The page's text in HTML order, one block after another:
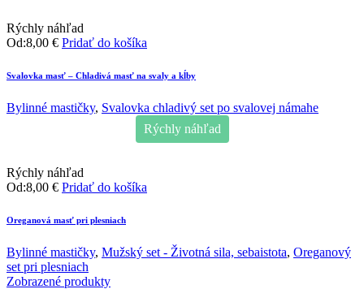
Rýchly náhľad
Od:8,00 € Pridať do košíka
Svalovka masť – Chladivá masť na svaly a kĺby
Bylinné mastičky, Svalovka chladivý set po svalovej námahe
Rýchly náhľad
Rýchly náhľad
Od:8,00 € Pridať do košíka
Oreganová masť pri plesniach
Bylinné mastičky, Mužský set - Životná sila, sebaistota, Oreganový
set pri plesniach
Zobrazené produkty